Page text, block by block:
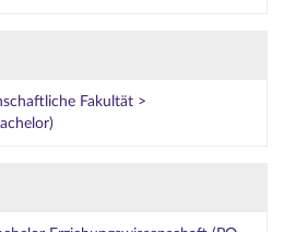
Fakultät >